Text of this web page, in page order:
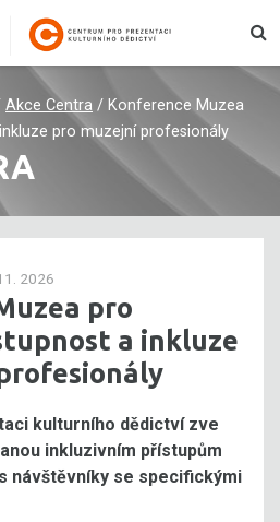
Akce Centra / Konference Muzea
pro muzejní profesionály
2026
pro
a inkluze
kulturního dědictví zve
inkluzivním přístupům
návštěvníky se specifickými